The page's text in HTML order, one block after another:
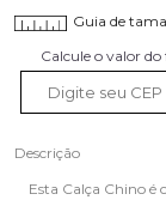
Guia de
Descrição
Esta Calça Chino é